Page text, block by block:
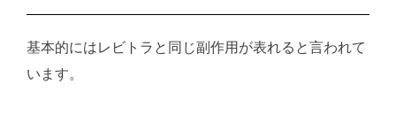
基本的にはレビトラと同じ副作用が表れると言われて
います。